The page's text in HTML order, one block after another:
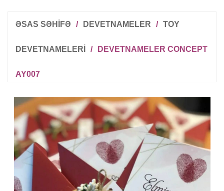
ƏSAS SƏHİFƏ / DEVETNAMELER / TOY
DEVETNAMELERI / DEVETNAMELER CONCEPT
AY007